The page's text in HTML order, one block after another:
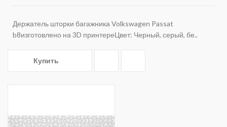
Держатель шторки багажника Volkswagen Passat
b8изготовлено на 3D принтереЦвет: Черный, серый, бе..
Купить